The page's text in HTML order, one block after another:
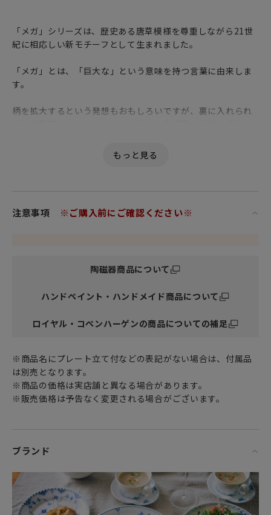
「メガ」シリーズは、歴史ある唐草模様を尊重しながら21世
紀に相応しい新モチーフとして生まれました。
「メガ」とは、「巨大な」という意味を持つ言葉に由来しま
す。
柄を拡大するという発想もおもしろいですが、裏に入れられ
注意事項 ※ご購入前にご確認ください※
陶磁器商品について
ハンドペイント・ハンドメイド商品について
ロイヤル・コペンハーゲンの商品についての補足
※商品名にプレート立て付などの表記がない場合は、付属品
は別売となります。
※商品の価格は実店舗と異なる場合があります。
※販売価格は予告なく変更される場合がございます。
ブランド